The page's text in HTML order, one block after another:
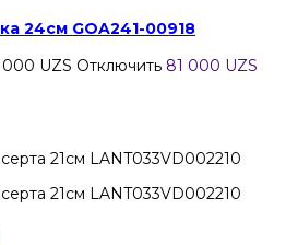
24см GOA241-00918
UZS Отключить 81 000 UZS